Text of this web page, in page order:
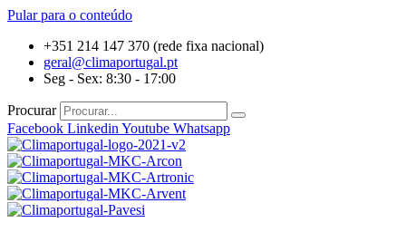
Pular para o conteúdo
+351 214 147 370 (rede fixa nacional)
geral@climaportugal.pt
Seg - Sex: 8:30 - 17:00
Procurar
Facebook Linkedin Youtube Whatsapp